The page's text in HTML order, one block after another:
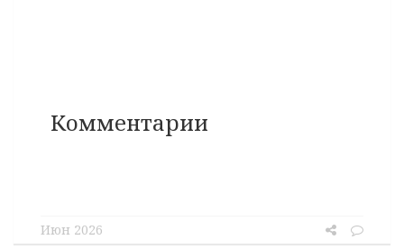
Комментарии
Июн 2026